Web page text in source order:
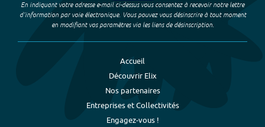
En indiquant votre adresse e-mail ci-dessus vous consentez à recevoir notre lettre
d’information par voie électronique. Vous pouvez vous désinscrire à tout moment
en modifiant vos paramètres via les liens de désinscription.
Accueil
Découvrir Elix
Nos partenaires
Entreprises et Collectivités
Engagez-vous !